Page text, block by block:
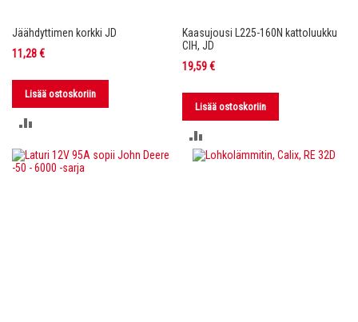
Jäähdyttimen korkki JD
11,28 €
Lisää ostoskoriin
VERTAILUUN
Kaasujousi L225-160N kattoluukku
CIH, JD
19,59 €
Lisää ostoskoriin
VERTAILUUN